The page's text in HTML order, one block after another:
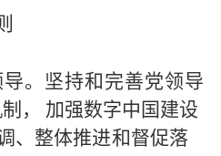
。 坚持和完善党领导
，
加强数字中国建设
、整体推进和督促落